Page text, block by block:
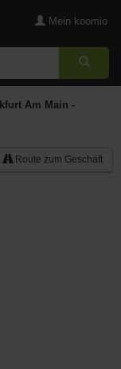
Mein koomio
Am Main -
Route zum Geschäft